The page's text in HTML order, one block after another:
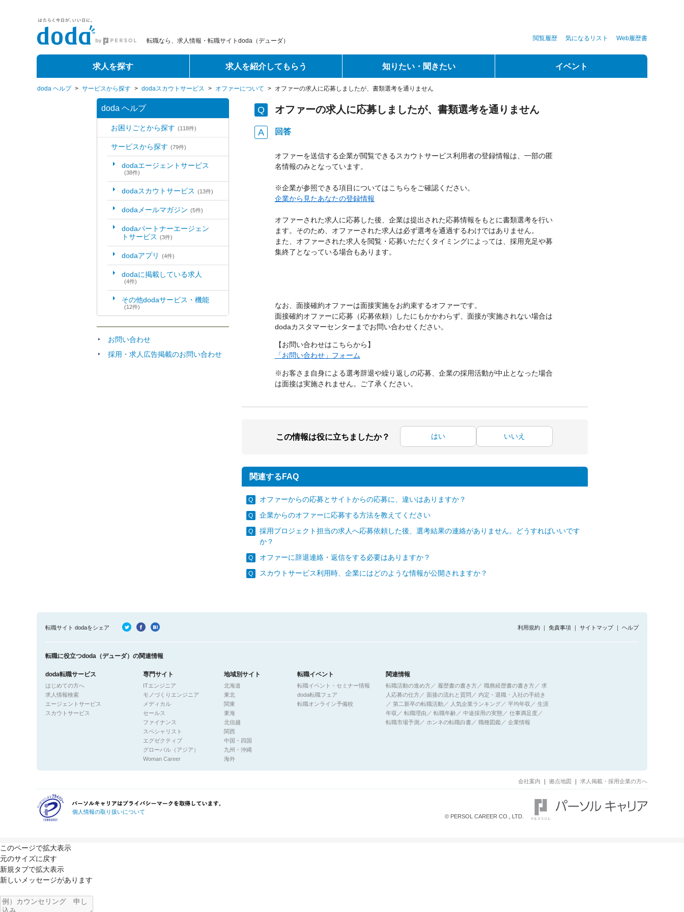
転職なら、求人情報・転職サイトdoda（デューダ） 閲覧履歴 気になるリスト Web履歴書
求人を探す 求人を紹介してもらう 知りたい・聞きたい イベント
doda ヘルプ > サービスから探す > dodaスカウトサービス > オファーについて > オファーの求人に応募しましたが、書類選考を通りません
doda ヘルプ
お困りごとから探す (118件)
サービスから探す (79件)
dodaエージェントサービス
(38件)
dodaスカウトサービス (13件)
dodaメールマガジン (5件)
dodaパートナーエージェン
トサービス (3件)
dodaアプリ (4件)
dodaに掲載している求人
(4件)
その他dodaサービス・機能
(12件)
お問い合わせ
採用・求人広告掲載のお問い合わせ
オファーの求人に応募しましたが、書類選考を通りません
回答
オファーを送信する企業が閲覧できるスカウトサービス利用者の登録情報は、一部の匿
名情報のみとなっています。
※企業が参照できる項目についてはこちらをご確認ください。
企業から見たあなたの登録情報
オファーされた求人に応募した後、企業は提出された応募情報をもとに書類選考を行い
ます。そのため、オファーされた求人は必ず選考を通過するわけではありません。
また、オファーされた求人を閲覧・応募いただくタイミングによっては、採用充足や募
集終了となっている場合もあります。
なお、面接確約オファーは面接実施をお約束するオファーです。
面接確約オファーに応募（応募依頼）したにもかかわらず、面接が実施されない場合は
dodaカスタマーセンターまでお問い合わせください。
【お問い合わせはこちらから】
「お問い合わせ」フォーム
※お客さま自身による選考辞退や繰り返しの応募、企業の採用活動が中止となった場合
は面接は実施されません。ご了承ください。
この情報は役に立ちましたか？ はい いいえ
関連するFAQ
オファーからの応募とサイトからの応募に、違いはありますか？
企業からのオファーに応募する方法を教えてください
採用プロジェクト担当の求人へ応募依頼した後、選考結果の連絡がありません。どうすればいいです
か？
オファーに辞退連絡・返信をする必要はありますか？
スカウトサービス利用時、企業にはどのような情報が公開されますか？
転職サイト dodaをシェア 利用規約 ｜ 免責事項 ｜ サイトマップ ｜ ヘルプ
転職に役立つdoda（デューダ）の関連情報
doda転職サービス
はじめての方へ
求人情報検索
エージェントサービス
スカウトサービス
専門サイト
ITエンジニア
モノづくりエンジニア
メディカル
セールス
ファイナンス
スペシャリスト
エグゼクティブ
グローバル（アジア）
Woman Career
地域別サイト
北海道
東北
関東
東海
北信越
関西
中国・四国
九州・沖縄
海外
転職イベント
転職イベント・セミナー情報
doda転職フェア
転職オンライン予備校
関連情報
転職活動の進め方 ／ 履歴書の書き方 ／ 職務経歴書の書き方 ／ 求
人応募の仕方 ／ 面接の流れと質問 ／ 内定・退職・入社の手続き
／ 第二新卒の転職活動 ／ 人気企業ランキング ／ 平均年収 ／ 生涯
年収 ／ 転職理由 ／ 転職年齢 ／ 中途採用の実態 ／ 仕事満足度 ／
転職市場予測 ／ ホンネの転職白書 ／ 職種図鑑 ／ 企業情報
会社案内 ｜ 拠点地図 ｜ 求人掲載・採用企業の方へ
個人情報の取り扱いについて
© PERSOL CAREER CO., LTD.
このページで拡大表示
元のサイズに戻す
新規タブで拡大表示
新しいメッセージがあります